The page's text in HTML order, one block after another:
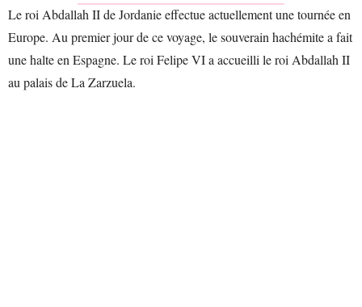
Le roi Abdallah II de Jordanie effectue actuellement une tournée en
Europe. Au premier jour de ce voyage, le souverain hachémite a fait
une halte en Espagne. Le roi Felipe VI a accueilli le roi Abdallah II
au palais de La Zarzuela.